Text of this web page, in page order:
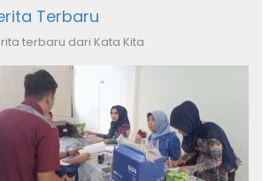
Terbaru
terbaru dari Kata Kita